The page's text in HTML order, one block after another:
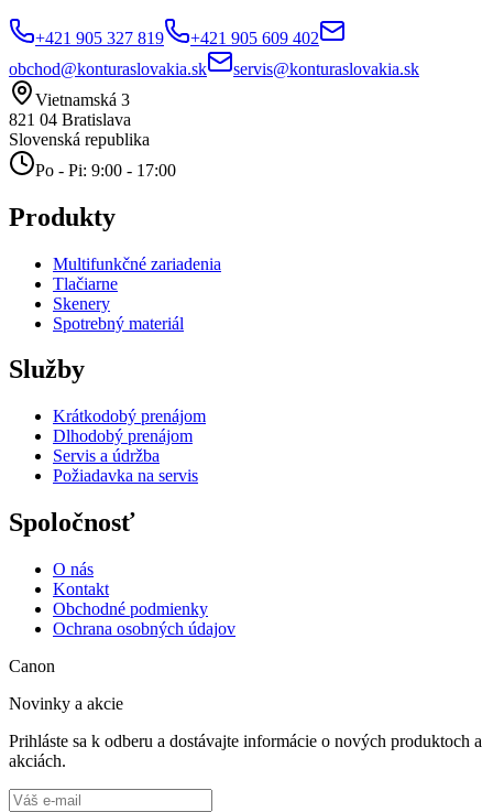
+421 905 327 819
+421 905 609 402
obchod@konturaslovakia.sk
servis@konturaslovakia.sk
Vietnamská 3
821 04 Bratislava
Slovenská republika
Po - Pi: 9:00 - 17:00
Produkty
Multifunkčné zariadenia
Tlačiarne
Skenery
Spotrebný materiál
Služby
Krátkodobý prenájom
Dlhodobý prenájom
Servis a údržba
Požiadavka na servis
Spoločnosť
O nás
Kontakt
Obchodné podmienky
Ochrana osobných údajov
Canon
Novinky a akcie
Prihláste sa k odberu a dostávajte informácie o nových produktoch a
akciách.